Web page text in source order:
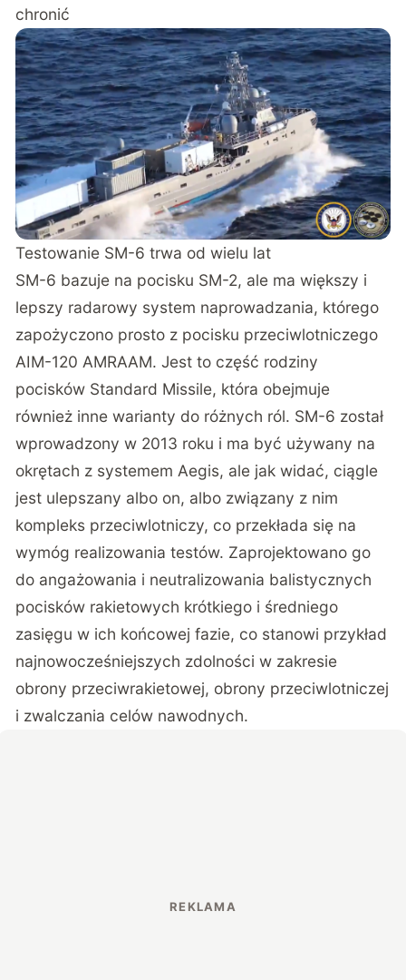
chronić
Testowanie SM-6 trwa od wielu lat
SM-6 bazuje na pocisku SM-2, ale ma większy i
lepszy radarowy system naprowadzania, którego
zapożyczono prosto z pocisku przeciwlotniczego
AIM-120 AMRAAM. Jest to część rodziny
pocisków Standard Missile, która obejmuje
również inne warianty do różnych ról. SM-6 został
wprowadzony w 2013 roku i ma być używany na
okrętach z systemem Aegis, ale jak widać, ciągle
jest ulepszany albo on, albo związany z nim
kompleks przeciwlotniczy, co przekłada się na
wymóg realizowania testów. Zaprojektowano go
do angażowania i neutralizowania balistycznych
pocisków rakietowych krótkiego i średniego
zasięgu w ich końcowej fazie, co stanowi przykład
najnowocześniejszych zdolności w zakresie
obrony przeciwrakietowej, obrony przeciwlotniczej
i zwalczania celów nawodnych.